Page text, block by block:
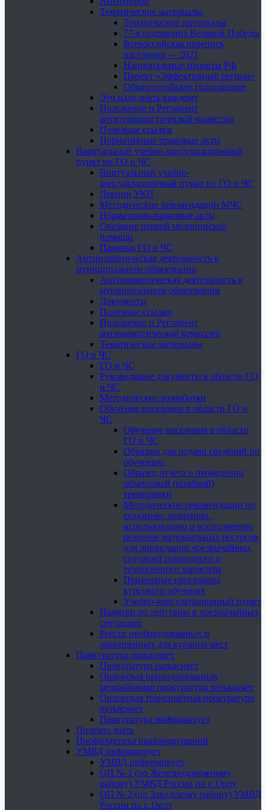
Тематические материалы
Тематические материалы
77-я годовщина Великой Победы
Всероссийская перепись
населения — 2021
Национальные проекты РФ
Проект «Эффективный регион»
Общероссийское голосование
Это надо знать каждому
Положение и Регламент
антитеррористической комиссии
Полезные ссылки
Нормативные правовые акты
Виртуальный учебно-консультационный
пункт по ГО и ЧС
Виртуальный учебно-
консультационный пункт по ГО и ЧС
Лекции УКП
Методические рекомендации МЧС
Нормативно-правовые акты
Оказание первой медицинской
помощи
Памятки ГО и ЧС
Антинаркотическая деятельность в
муниципальном образовании
Антинаркотическая деятельность в
муниципальном образовании
Документы
Полезные ссылки
Положение и Регламент
антинаркотической комиссии
Тематические материалы
ГО и ЧС
ГО и ЧС
Руководящие документы в области ГО
и ЧС
Методические разработки
Обучение населения в области ГО и
ЧС
Обучение населения в области
ГО и ЧС
Образцы для подачи сведений по
обучению
Образец отчёта о проведении
объектовой (штабной)
тренировки
Методические рекомендации по
созданию, хранению ,
использованию и восполнению
резервов материальных ресурсов
для ликвидации чрезвычайных
ситуаций природного и
техногенного характера
Примерные программы
курсового обучения
Учебно-консультационный пункт
Памятки по действию в чрезвычайных
ситуациях
Реестр необорудованных и
запрещенных для купания мест
Прокуратура разъясняет
Прокуратура разъясняет
Орловская природоохранная
межрайонная прокуратура разъясняет
Орловская транспортная прокуратура
разъясняет
Прокуратура информирует
Полезно знать
Профилактика правонарушений
УМВД информирует
УМВД информирует
ОП № 1 (по Железнодорожному
району) УМВД России по г. Орлу
ОП № 2 (по Заводскому району) УМВД
России по г. Орлу